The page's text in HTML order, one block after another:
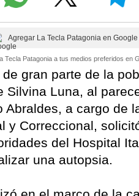
Agregar La Tecla Patagonia en Google
Tecla Patagonia a tus medios preferidos en
gran parte de la
Luna, al
a cargo de
y Correccional,
del Hospital
una autopsia.